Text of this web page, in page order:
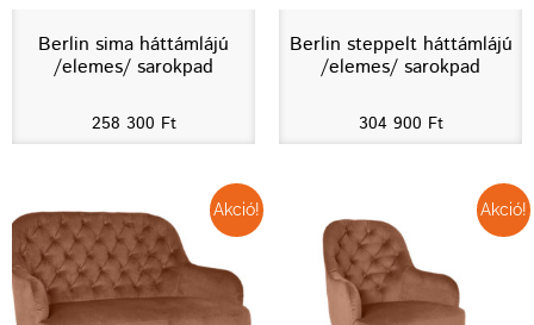
Berlin sima háttámlájú
/elemes/ sarokpad
258 300 Ft
Berlin steppelt háttámlájú
/elemes/ sarokpad
304 900 Ft
Akció! Akció!